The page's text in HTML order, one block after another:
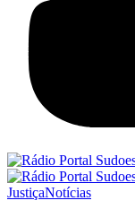
JustiçaNotícias